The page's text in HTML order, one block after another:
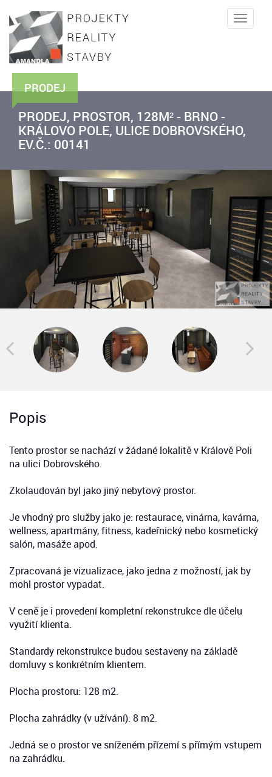
Toggle
PRODEJ
PRODEJ, PROSTOR, 128M² - BRNO -
KRÁLOVO POLE, ULICE DOBROVSKÉHO,
EV.Č.: 00141
Popis
Tento prostor se nachází v žádané lokalitě v Králově Poli
na ulici Dobrovského.
Zkolaudován byl jako jiný nebytový prostor.
Je vhodný pro služby jako je: restaurace, vinárna, kavárna,
wellness, apartmány, fitness, kadeřnický nebo kosmetický
salón, masáže apod.
Zpracovaná je vizualizace, jako jedna z možností, jak by
mohl prostor vypadat.
V ceně je i provedení kompletní rekonstrukce dle účelu
využití klienta.
Standardy rekonstrukce budou sestaveny na základě
domluvy s konkrétním klientem.
Plocha prostoru: 128 m2.
Plocha zahrádky (v užívání): 8 m2.
Jedná se o prostor ve sníženém přízemí s přímým vstupem
na zahrádku.